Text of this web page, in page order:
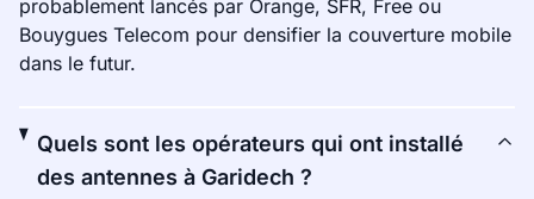
probablement lancés par Orange, SFR, Free ou
Bouygues Telecom pour densifier la couverture mobile
dans le futur.
Quels sont les opérateurs qui ont installé
des antennes à Garidech ?